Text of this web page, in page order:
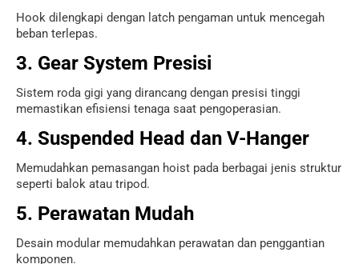
Hook dilengkapi dengan latch pengaman untuk mencegah
beban terlepas.
3. Gear System Presisi
Sistem roda gigi yang dirancang dengan presisi tinggi
memastikan efisiensi tenaga saat pengoperasian.
4. Suspended Head dan V-Hanger
Memudahkan pemasangan hoist pada berbagai jenis struktur
seperti balok atau tripod.
5. Perawatan Mudah
Desain modular memudahkan perawatan dan penggantian
komponen.